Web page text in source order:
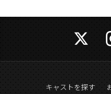
キャストを探す